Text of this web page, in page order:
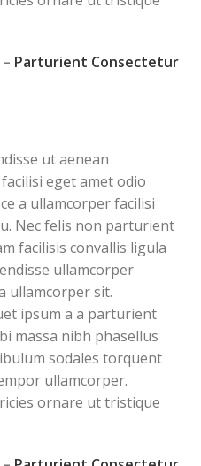
Parturient Consectetur
ut aenean
eget amet odio
a ullamcorper facilisi
Nec felis non parturient
facilisis convallis ligula
ullamcorper
ullamcorper sit.
ipsum a a parturient
massa nibh phasellus
sodales torquent
ullamcorper.
ornare ut tristique